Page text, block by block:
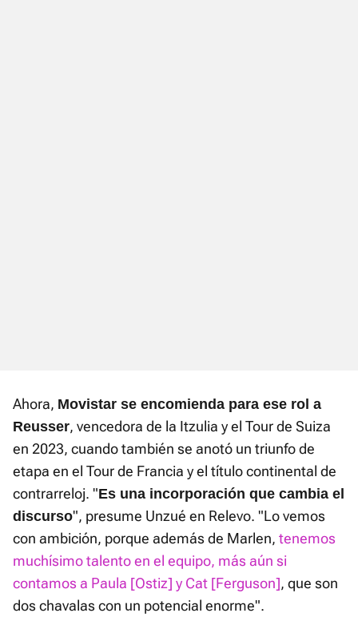
Ahora, Movistar se encomienda para ese rol a
Reusser, vencedora de la Itzulia y el Tour de Suiza
en 2023, cuando también se anotó un triunfo de
etapa en el Tour de Francia y el título continental de
contrarreloj. "Es una incorporación que cambia el
discurso", presume Unzué en Relevo. "Lo vemos
con ambición, porque además de Marlen, tenemos
muchísimo talento en el equipo, más aún si
contamos a Paula [Ostiz] y Cat [Ferguson], que son
dos chavalas con un potencial enorme".